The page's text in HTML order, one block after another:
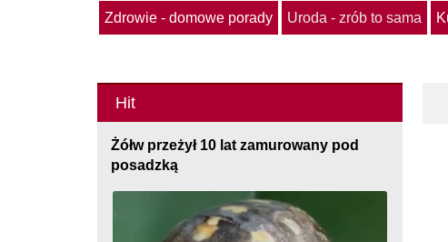
Zdrowie - domowe porady Uroda - zrób to sama
Hit
Żółw przeżył 10 lat zamurowany pod
posadzką